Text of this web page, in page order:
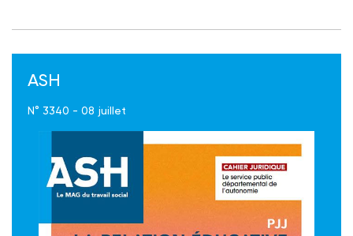
ASH
N° 3340 - 08 juillet